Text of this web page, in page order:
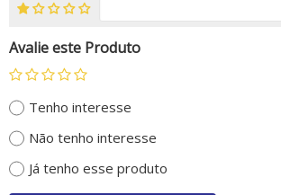
Avalie este Produto
Tenho interesse
Não tenho interesse
Já tenho esse produto